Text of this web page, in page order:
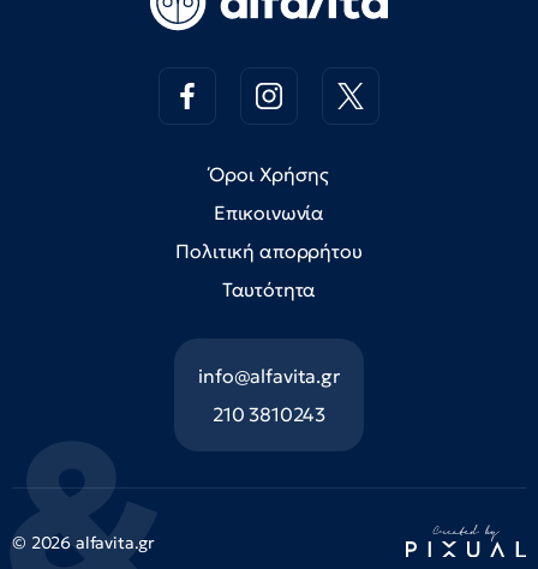
Όροι Χρήσης
Επικοινωνία
Πολιτική απορρήτου
Ταυτότητα
info@alfavita.gr
210 3810243
© 2026 alfavita.gr